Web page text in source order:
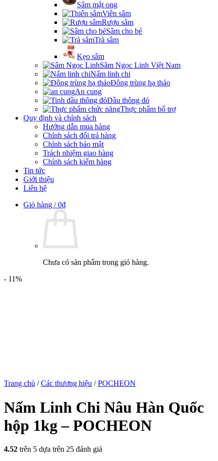
Sâm mật ong
Viên sâm
Rượu sâm
Sâm cho bé
Trà sâm
Kẹo sâm
Sâm Ngọc Linh Việt Nam
Nấm linh chi
Đông trùng hạ thảo
An cung
Dầu thông đỏ
Thực phẩm bổ trợ
Quy định và chính sách
Hướng dẫn mua hàng
Chính sách đổi trả hàng
Chính sách bảo mật
Trách nhiệm giao hàng
Chính sách kiểm hàng
Tin tức
Giới thiệu
Liên hệ
Giỏ hàng /0₫
Chưa có sản phẩm trong giỏ hàng.
- 11%
Trang chủ / Các thương hiệu / POCHEON
Nấm Linh Chi Nâu Hàn Quốc
hộp 1kg – POCHEON
4.52 trên 5 dựa trên 25 đánh giá